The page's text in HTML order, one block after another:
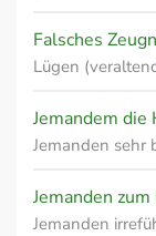
Falsches
Lügen
Jemandem
Jemanden sehr
Jemanden
Jemanden